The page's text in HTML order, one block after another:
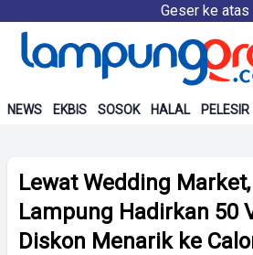
Geser ke atas
NEWS EKBIS SOSOK HALAL PELESIR
Lewat Wedding
Lampung Hadirkan 50
Diskon Menarik ke